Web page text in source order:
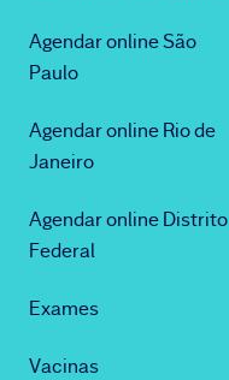
Agendar online São
Paulo
Agendar online Rio de
Janeiro
Agendar online Distrito
Federal
Exames
Vacinas